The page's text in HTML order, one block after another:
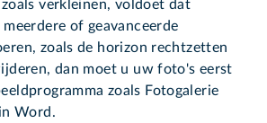
verkleinen, voldoet dat
of geavanceerde
zoals de horizon rechtzetten
dan moet u uw foto's eerst
zoals Fotogalerie
Word.